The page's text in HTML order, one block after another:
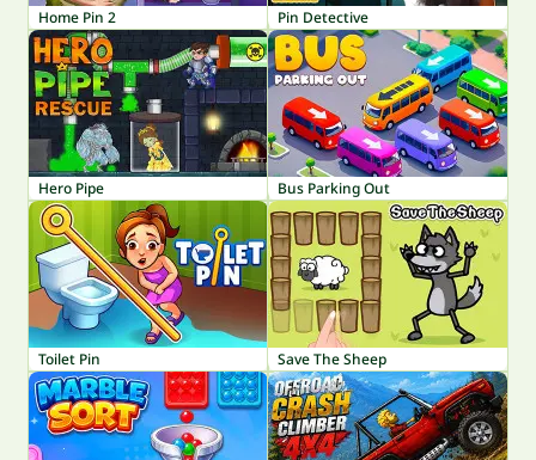
Home Pin 2 Pin Detective
Hero Pipe Bus Parking Out
Toilet Pin Save The Sheep